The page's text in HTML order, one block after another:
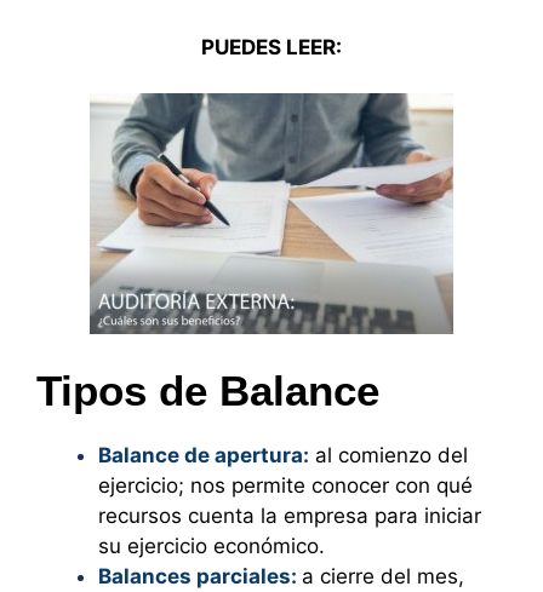
PUEDES LEER:
Tipos de Balance
Balance de apertura: al comienzo del
ejercicio; nos permite conocer con qué
recursos cuenta la empresa para iniciar
su ejercicio económico.
Balances parciales: a cierre del mes,